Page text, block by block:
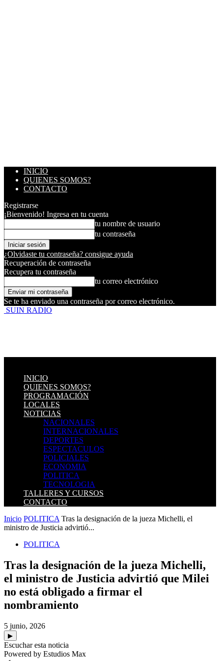
INICIO
QUIENES SOMOS?
CONTACTO
Registrarse
¡Bienvenido! Ingresa en tu cuenta
tu nombre de usuario
tu contraseña
¿Olvidaste tu contraseña? consigue ayuda
Recuperación de contraseña
Recupera tu contraseña
tu correo electrónico
Se te ha enviado una contraseña por correo electrónico.
SUIN RADIO
INICIO
QUIENES SOMOS?
PROGRAMACIÓN
LOCALES
NOTICIAS
NACIONALES
INTERNACIONALES
DEPORTES
ESPECTACULOS
POLICIALES
ECONOMIA
POLITICA
TECNOLOGIA
TALLERES Y CURSOS
CONTACTO
Inicio POLITICA Tras la designación de la jueza Michelli, el
ministro de Justicia advirtió...
POLITICA
Tras la designación de la jueza Michelli,
el ministro de Justicia advirtió que Milei
no está obligado a firmar el
nombramiento
5 junio, 2026
▶
Escuchar esta noticia
Powered by Estudios Max